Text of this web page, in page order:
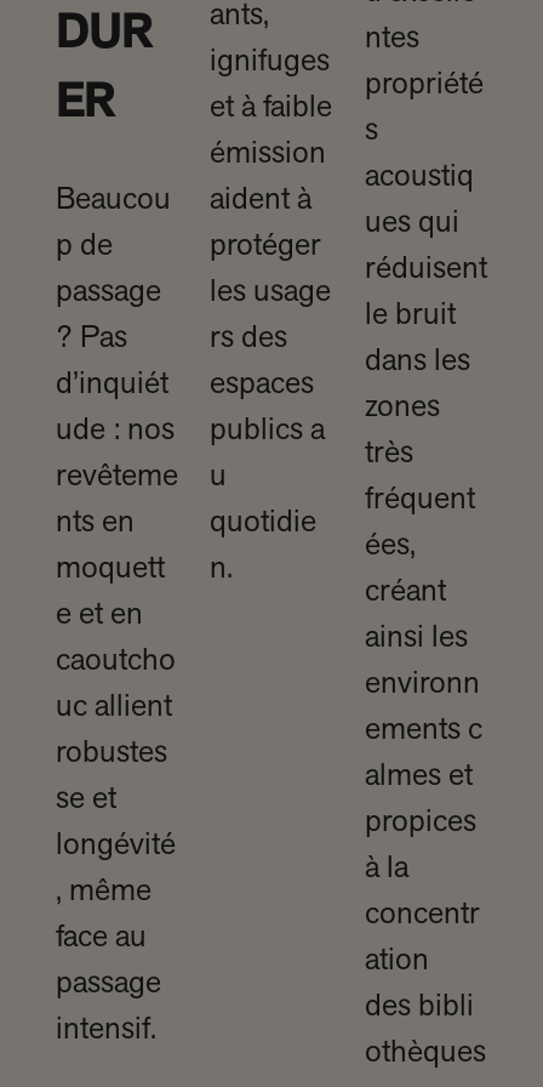
DUR
ER
Beaucou
p de
passage
? Pas
d’inquiét
ude : nos
revêteme
nts en
moquett
e et en
caoutcho
uc allient
robustes
se et
longévité
, même
face au
passage
intensif.
ants,
ignifuges
et à faible
émission
aident à
protéger
les usage
rs des
espaces
publics a
u
quotidie
n.
ntes
propriété
s
acoustiq
ues qui
réduisent
le bruit
dans les
zones
très
fréquent
ées,
créant
ainsi les
environn
ements c
almes et
propices
à la
concentr
ation
des bibli
othèques